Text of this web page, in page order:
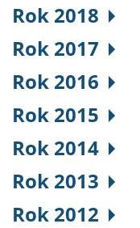
Rok 2018
Rok 2017
Rok 2016
Rok 2015
Rok 2014
Rok 2013
Rok 2012